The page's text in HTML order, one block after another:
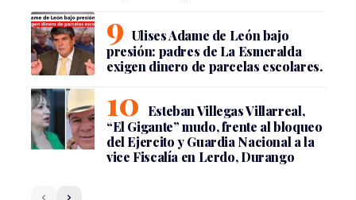
Ulises Adame de León bajo
presión: padres de La Esmeralda
exigen dinero de parcelas escolares.
Esteban Villegas Villarreal,
“El Gigante” mudo, frente al bloqueo
del Ejercito y Guardia Nacional a la
vice Fiscalía en Lerdo, Durango